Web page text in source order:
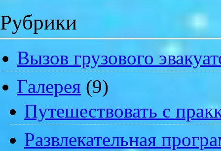
Рубрики
Вызов грузового
Галерея (9)
Путешествовать с
Развлекательная